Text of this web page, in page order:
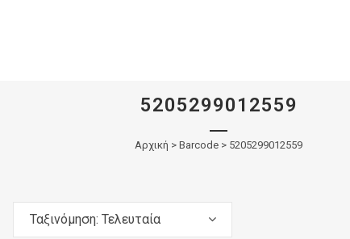
5205299012559
Αρχική > Barcode > 5205299012559
Ταξινόμηση: Τελευταία